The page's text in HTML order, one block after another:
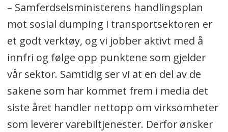
– Samferdselsministerens handlingsplan
mot sosial dumping i transportsektoren er
et godt verktøy, og vi jobber aktivt med å
innfri og følge opp punktene som gjelder
vår sektor. Samtidig ser vi at en del av de
sakene som har kommet frem i media det
siste året handler nettopp om virksomheter
som leverer varebiltjenester. Derfor ønsker